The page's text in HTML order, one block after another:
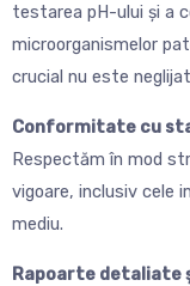
testarea pH-ului și a
microorganismelor
crucial nu este
Conformitate cu
Respectăm în mod
vigoare, inclusiv cele
mediu.
Rapoarte detaliate